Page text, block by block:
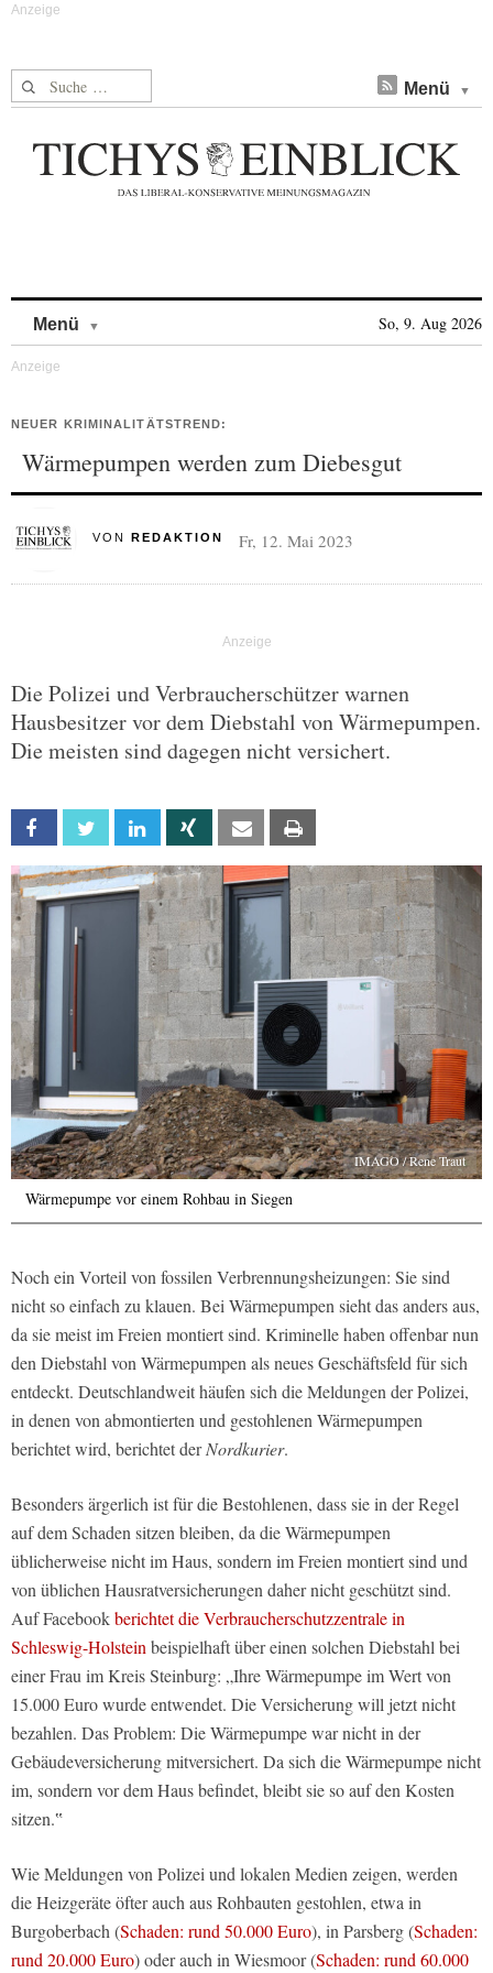
Suche nach: Menü
Menü So, 9. Aug 2026
NEUER KRIMINALITÄTSTREND:
Wärmepumpen werden zum Diebesgut
VON REDAKTION Fr, 12. Mai 2023
Die Polizei und Verbraucherschützer warnen
Hausbesitzer vor dem Diebstahl von Wärmepumpen.
Die meisten sind dagegen nicht versichert.
Facebook Twitter Linkedin Xing Email
IMAGO / Rene Traut
Wärmepumpe vor einem Rohbau in Siegen
Noch ein Vorteil von fossilen Verbrennungsheizungen: Sie sind
nicht so einfach zu klauen. Bei Wärmepumpen sieht das anders aus,
da sie meist im Freien montiert sind. Kriminelle haben offenbar nun
den Diebstahl von Wärmepumpen als neues Geschäftsfeld für sich
entdeckt. Deutschlandweit häufen sich die Meldungen der Polizei,
in denen von abmontierten und gestohlenen Wärmepumpen
berichtet wird, berichtet derNordkurier.
Besonders ärgerlich ist für die Bestohlenen, dass sie in der Regel
auf dem Schaden sitzen bleiben, da die Wärmepumpen
üblicherweise nicht im Haus, sondern im Freien montiert sind und
von üblichen Hausratversicherungen daher nicht geschützt sind.
Auf Facebookberichtet die Verbraucherschutzzentrale in
Schleswig-Holsteinbeispielhaft über einen solchen Diebstahl bei
einer Frau im Kreis Steinburg: „Ihre Wärmepumpe im Wert von
15.000 Euro wurde entwendet. Die Versicherung will jetzt nicht
bezahlen. Das Problem: Die Wärmepumpe war nicht in der
Gebäudeversicherung mitversichert. Da sich die Wärmepumpe nicht
im, sondern vor dem Haus befindet, bleibt sie so auf den Kosten
sitzen.‟
Wie Meldungen von Polizei und lokalen Medien zeigen, werden
die Heizgeräte öfter auch aus Rohbauten gestohlen, etwa in
Burgoberbach (Schaden: rund 50.000 Euro), in Parsberg (Schaden:
rund 20.000 Euro) oder auch in Wiesmoor (Schaden: rund 60.000